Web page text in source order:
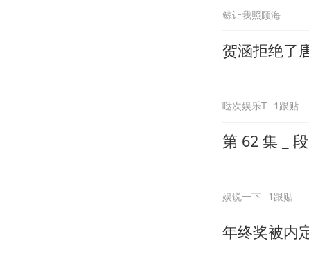
鲸让我照顾海
贺涵拒绝了
哒次娱乐T 1跟贴
第 62 集 _
娱说一下 1跟贴
年终奖被内